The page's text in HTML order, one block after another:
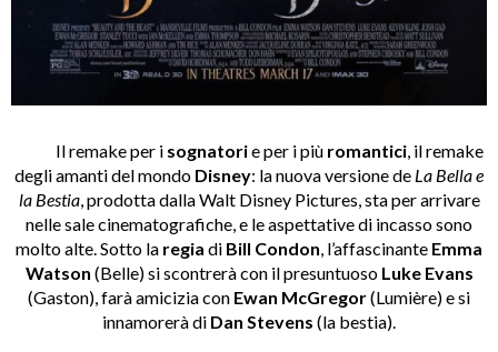
Il remake per i sognatorie per i più romantici, il remake
degli amanti del mondo Disney: la nuova versione de La Bella e
la Bestia, prodotta dalla Walt Disney Pictures, sta per arrivare
nelle sale cinematografiche, e le aspettative di incasso sono
molto alte. Sotto la regia di Bill Condon, l’affascinante Emma
Watson (Belle) si scontrerà con il presuntuoso Luke Evans
(Gaston), farà amicizia con Ewan McGregor(Lumière) e si
innamorerà di Dan Stevens (la bestia).